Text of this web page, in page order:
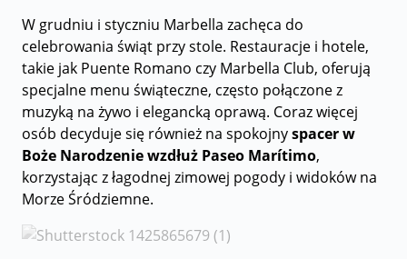
W grudniu i styczniu Marbella zachęca do
celebrowania świąt przy stole. Restauracje i hotele,
takie jak Puente Romano czy Marbella Club, oferują
specjalne menu świąteczne, często połączone z
muzyką na żywo i elegancką oprawą. Coraz więcej
osób decyduje się również na spokojnyspacer w
Boże Narodzenie wzdłuż Paseo Marítimo,
korzystając z łagodnej zimowej pogody i widoków na
Morze Śródziemne.